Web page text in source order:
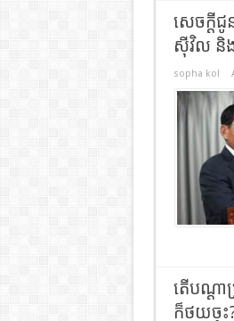
សេចក្ដីជូ
ស៊ីវិល និង
sopha kol
តើបណ្ត
ក៏ថយចុះ